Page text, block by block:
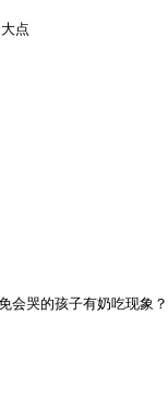
点
会哭的孩子有奶吃现象？